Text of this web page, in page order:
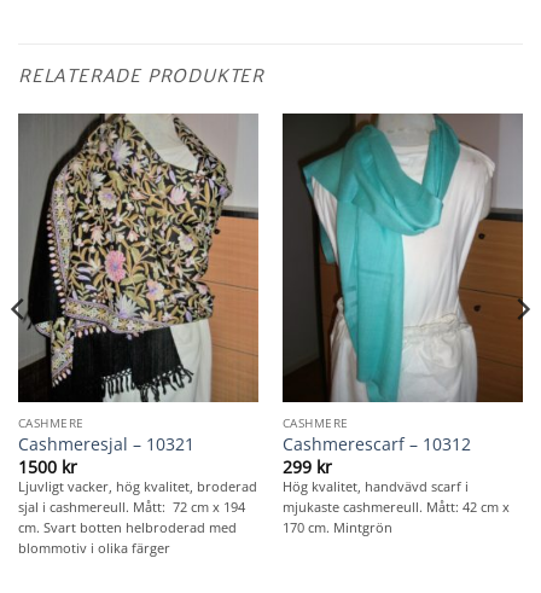
RELATERADE PRODUKTER
CASHMERE
Cashmeresjal – 10321
1500 kr
Ljuvligt vacker, hög kvalitet, broderad
sjal i cashmereull. Mått: 72 cm x 194
cm. Svart botten helbroderad med
blommotiv i olika färger
CASHMERE
Cashmerescarf – 10312
299 kr
Hög kvalitet, handvävd scarf i
mjukaste cashmereull. Mått: 42 cm x
170 cm. Mintgrön